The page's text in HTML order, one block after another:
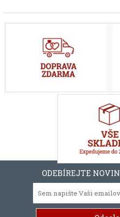
ODEBÍREJTE